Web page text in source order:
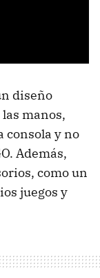
diseño
manos,
consola y no
Además,
como un
juegos y